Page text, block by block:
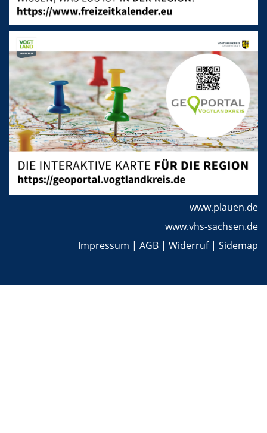
www.plauen.de
www.vhs-sachsen.de
Impressum | AGB | Widerruf| Sidemap